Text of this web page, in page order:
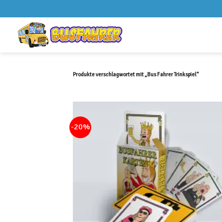
to
content
Produkte verschlagwortet mit „Bus Fahrer Trinkspiel“
-20%